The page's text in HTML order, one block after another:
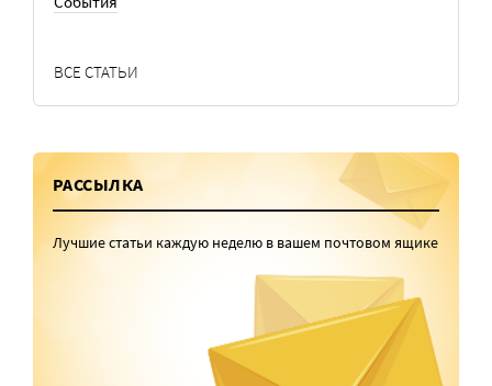
ВСЕ СТАТЬИ
РАССЫЛКА
Лучшие статьи каждую неделю в вашем почтовом ящике